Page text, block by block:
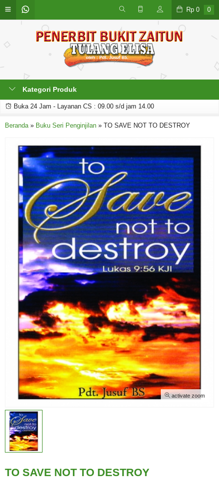
Rp 0 0
Kategori Produk
Buka 24 Jam - Layanan CS : 09.00 s/d jam 14.00
Beranda» Buku Seri Penginjilan » TO SAVE NOT TO DESTROY
activate zoom
TO SAVE NOT TO DESTROY